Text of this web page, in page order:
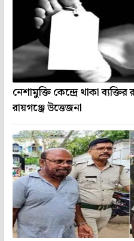
নেশামুক্তি কেন্দ্রে থাকা
রায়গঞ্জে উত্তেজনা